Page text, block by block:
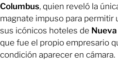
Columbus, quien reveló la
magnate impuso para permitir
sus icónicos hoteles de
que fue el propio empresario
condición aparecer en cámara.